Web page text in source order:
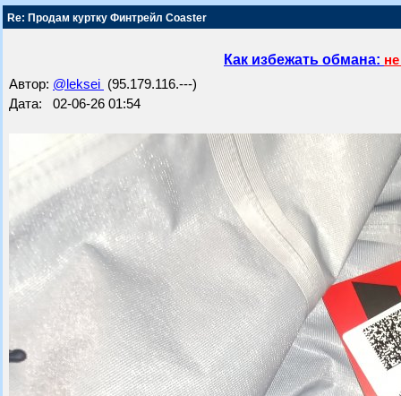
Re: Продам куртку Финтрейл Coaster
Как избежать обмана:
Автор: @leksei (95.179.116.---)
Дата: 02-06-26 01:54